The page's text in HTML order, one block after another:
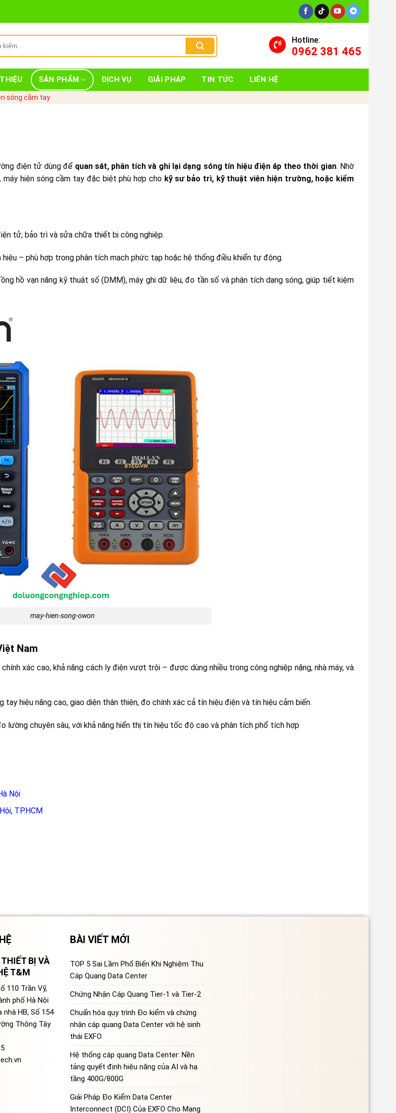
Hotline:
0962 381 465
SẢN PHẨM DỊCH VỤ GIẢI PHÁP TIN TỨC LIÊN HỆ
sóng cầm tay
điện tử dùng để quan sát, phân tích và ghi lại dạng sóng tín hiệu điện áp theo thời gian. Nhờ
hiện sóng cầm tay đặc biệt phù hợp cho kỹ sư bảo trì, kỹ thuật viên hiện trường, hoặc kiểm
tử, bảo trì và sửa chữa thiết bị công nghiệp.
– phù hợp trong phân tích mạch phức tạp hoặc hệ thống điều khiển tự động.
hồ vạn năng kỹ thuật số (DMM), máy ghi dữ liệu, đo tần số và phân tích dạng sóng, giúp tiết kiệm
may-hien-song-owon
Nam
xác cao, khả năng cách ly điện vượt trội – được dùng nhiều trong công nghiệp nặng, nhà máy, và
tay hiệu năng cao, giao diện thân thiện, đo chính xác cả tín hiệu điện và tín hiệu cảm biến.
lường chuyên sâu, với khả năng hiển thị tín hiệu tốc độ cao và phân tích phổ tích hợp
Nội
TP.HCM
BỊ VÀ
T&M
110 Trần Vỹ,
phố Hà Nội
nhà HB, Số 154
Thông Tây
BÀI VIẾT MỚI
TOP 5 Sai Lầm Phổ Biến Khi Nghiệm Thu
Cáp Quang Data Center
Chứng Nhận Cáp Quang Tier-1 và Tier-2
Chuẩn hóa quy trình Đo kiểm và chứng
nhận cáp quang Data Center với hệ sinh
thái EXFO
Hệ thống cáp quang Data Center: Nền
tảng quyết định hiệu năng của AI và hạ
tầng 400G/800G
Giải Pháp Đo Kiểm Data Center
Interconnect (DCI) Của EXFO Cho Mạng